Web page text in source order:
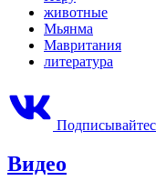
животные
Мьянма
Мавритания
литература
Видео